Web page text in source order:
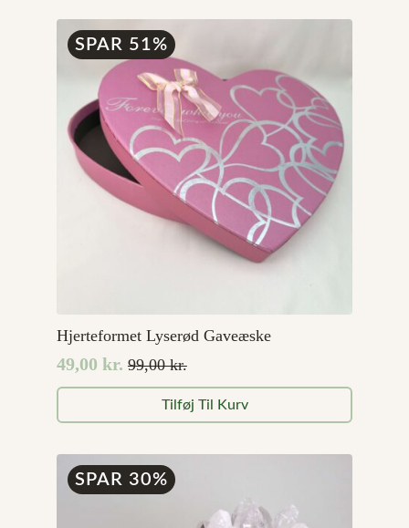
SPAR 51%
Hjerteformet Lyserød Gaveæske
99,00kr.
Den
oprindelige
pris
99,00 kr..
49,00 kr.
Den
aktuelle
pris
49,00 kr..
Tilføj Til Kurv
SPAR 30%